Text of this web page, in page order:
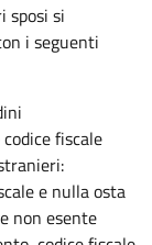
sposi si
i seguenti
fiscale
e nulla osta
non esente